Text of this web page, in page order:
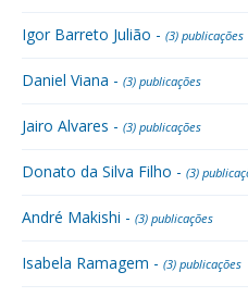
Igor Barreto Julião - (3) publicações
Daniel Viana - (3) publicações
Jairo Alvares - (3) publicações
Donato da Silva Filho - (3)
André Makishi - (3) publicações
Isabela Ramagem - (3) publicações